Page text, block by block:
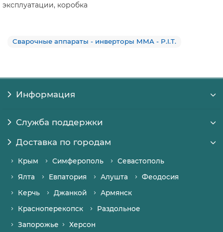
эксплуатации, коробка
Сварочные аппараты - инверторы MMA - P.I.T.
Информация
Служба поддержки
Доставка по городам
Крым Симферополь
Севастополь
Ялта
Евпатория Алушта
Феодосия
Керчь
Джанкой
Армянск
Красноперекопск
Раздольное
Запорожье
Херсон